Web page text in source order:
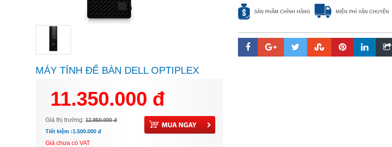
MÁY TÍNH ĐỂ BÀN DELL OPTIPLEX
4GB (1X4GB)/SSD 256GB
11.350.000 đ
Giá thị trường: 12.850.000 đ
Tiết kiệm :1.500.000 đ
Giá chưa có VAT
SẢN PHẨM CHÍNH HÃNG
MIỄN PHÍ VẬN CHUYỂN